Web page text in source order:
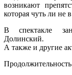
возникают
которая чуть ли не
В спектакле
Долинский.
А также и другие